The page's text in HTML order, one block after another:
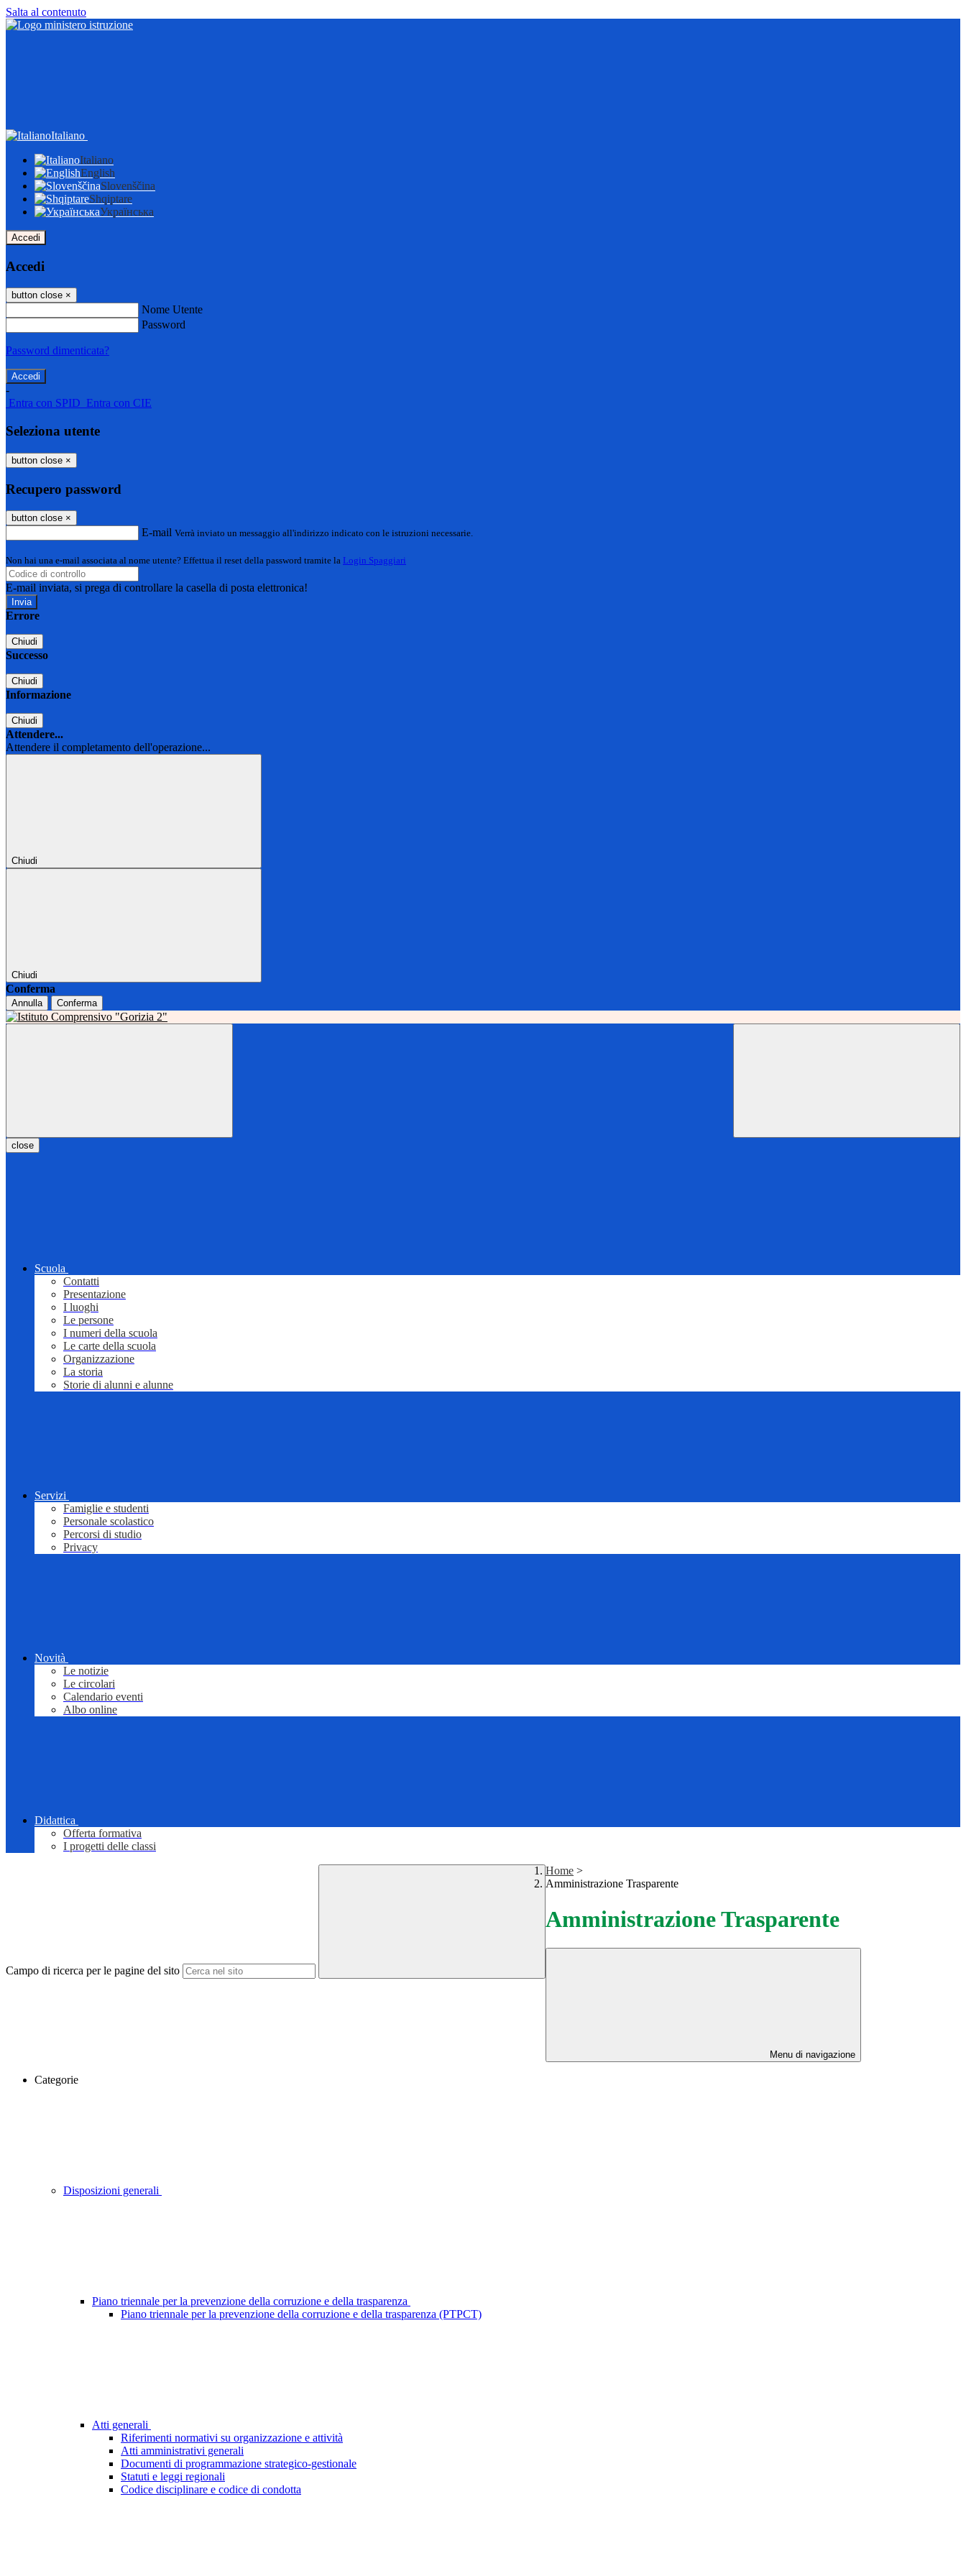
Salta al contenuto
Italiano
Italiano
English
Slovenščina
Shqiptare
Українська
Accedi
Accedi
button close ×
Nome Utente
Password
Password dimenticata?
-
Entra con SPID Entra con CIE
Seleziona utente
button close ×
Recupero password
button close ×
E-mail Verrà inviato un messaggio all'indirizzo indicato con le istruzioni necessarie.
Non hai una e-mail associata al nome utente? Effettua il reset della password tramite la Login Spaggiari
E-mail inviata, si prega di controllare la casella di posta elettronica!
Errore
Chiudi
Successo
Chiudi
Informazione
Chiudi
Attendere...
Attendere il completamento dell'operazione...
Chiudi
Chiudi
Conferma
Annulla Conferma
close
Scuola
Contatti
Presentazione
I luoghi
Le persone
I numeri della scuola
Le carte della scuola
Organizzazione
La storia
Storie di alunni e alunne
Servizi
Famiglie e studenti
Personale scolastico
Percorsi di studio
Privacy
Novità
Le notizie
Le circolari
Calendario eventi
Albo online
Didattica
Offerta formativa
I progetti delle classi
Campo di ricerca per le pagine del sito
Home >
Amministrazione Trasparente
Amministrazione Trasparente
Menu di navigazione
Categorie
Disposizioni generali
Piano triennale per la prevenzione della corruzione e della trasparenza
Piano triennale per la prevenzione della corruzione e della trasparenza (PTPCT)
Atti generali
Riferimenti normativi su organizzazione e attività
Atti amministrativi generali
Documenti di programmazione strategico-gestionale
Statuti e leggi regionali
Codice disciplinare e codice di condotta